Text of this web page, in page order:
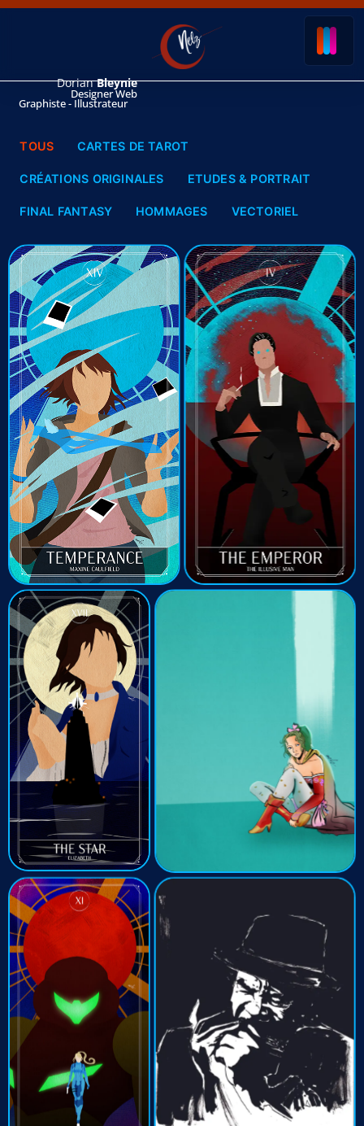
DorianBleynie
Designer Web
Graphiste - Illustrateur
TOUS CARTES DE TAROT
CRÉATIONS ORIGINALES ETUDES & PORTRAIT
FINAL FANTASY HOMMAGES VECTORIEL